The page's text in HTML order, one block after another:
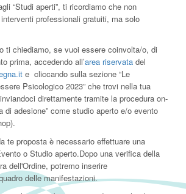
“Studi aperti”, ti ricordiamo che non
professionali gratuiti, ma solo
ti chiediamo, se vuoi essere coinvolta/o, di
prima, accedendo all’area riservata del
e cliccando sulla sezione “Le
Psicologico 2023” che trovi nella tua
direttamente tramite la procedura on-
di adesione” come studio aperto e/o evento
te proposta è necessario effettuare una
o Studio aperto.Dopo una verifica della
dell'Ordine, potremo inserire
delle manifestazioni.